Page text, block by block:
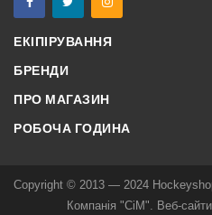
ЕКІПІРУВАННЯ
БРЕНДИ
ПРО МАГАЗИН
РОБОЧА ГОДИНА
Copyright © 2013 — 2024
Компанія "СіМ". Веб-